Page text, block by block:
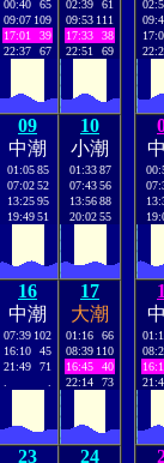
00:40
65
09:07 109
17:01
39
22:37
67
02:39
61
09:53 111
17:33
38
22:51
69
09
中潮
01:05 85
07:02 52
13:25 95
19:49 51
10
小潮
01:33 87
07:43 56
13:56 88
20:02 55
16
中潮
07:39 102
16:10
45
21:49
71
17
大潮
01:16
66
08:39 110
16:45
40
22:14
73
23
24